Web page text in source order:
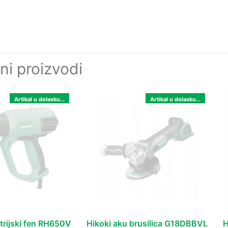
proizvodi
Artikal u dolasku...
fen RH650V
Artikal u dolasku...
Hikoki aku brusilica G18DBBVL